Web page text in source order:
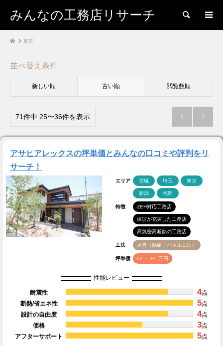
みんなの工務店リサーチ 検索
東京
並べ替え条件
新しい順 古い順 閲覧数順
71件中 25〜36件を表示  
アサヒアレックスの坪単価とみんなの口コミや評判をリ
サーチ！
エリア 宮城 埼玉 東京
新潟 福岡
特徴 ZEH対応工務店
保証が充実した工務店
高気密高断熱の工務店
工法 木造（軸組・パネル工法）
坪単価 62 ～ 85 万円
性能レビュー
耐震性 4点
断熱/省エネ性
5点
設計の自由度
4点
価格
3点
アフターサポート
5点